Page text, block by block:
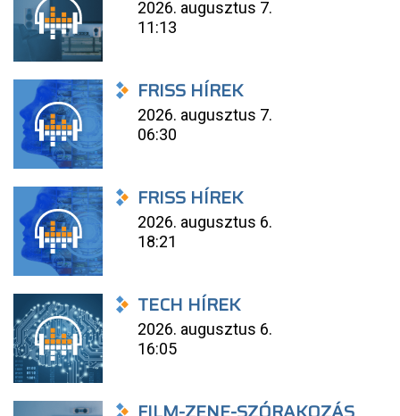
2026. augusztus 7.
11:13
FRISS HÍREK
2026. augusztus 7.
06:30
FRISS HÍREK
2026. augusztus 6.
18:21
TECH HÍREK
2026. augusztus 6.
16:05